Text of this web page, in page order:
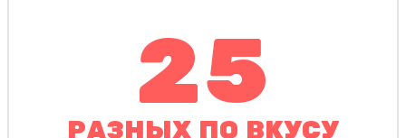
25
РАЗНЫХ ПО ВКУСУ